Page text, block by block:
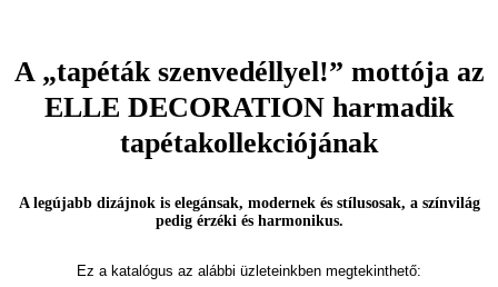
A „tapéták szenvedéllyel!” mottója az
ELLE DECORATION harmadik
tapétakollekciójának
A legújabb dizájnok is elegánsak, modernek és stílusosak, a színvilág
pedig érzéki és harmonikus.
Ez a katalógus az alábbi üzleteinkben megtekinthető: